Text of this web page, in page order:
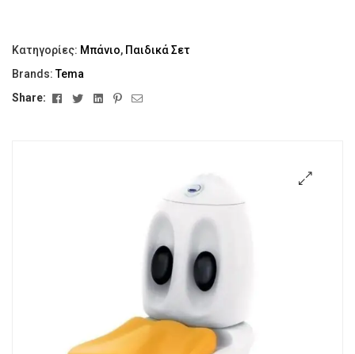
Κατηγορίες: Μπάνιο, Παιδικά Σετ
Brands:Tema
Share:
FacebookTwitterLinkedinPinterest
Email